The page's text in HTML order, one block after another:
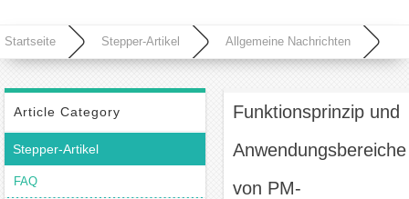
Startseite Stepper-Artikel Allgemeine Nachrichten
Article Category
Stepper-Artikel
FAQ
Funktionsprinzip und
Anwendungsbereiche
von PM-